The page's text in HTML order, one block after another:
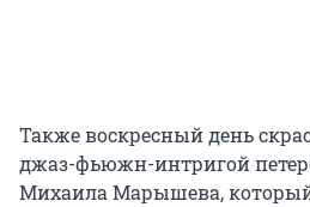
Также воскресный день
джаз-фьюжн-интригой
Михаила Марышева,